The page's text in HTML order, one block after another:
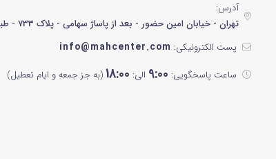
آدرس:
تهران - خیابان امین حضور - بعد از پاساژ سهامی - پلاک 733 - طبقه 1
پست الکترونیکی: info@mahcenter.com
ساعت پاسخگویی: 9:00 الی: 18:00(به جز جمعه و ایام تعطیل)